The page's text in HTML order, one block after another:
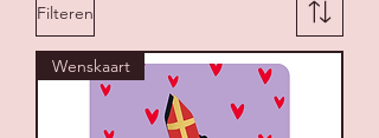
Filteren
Wenskaart